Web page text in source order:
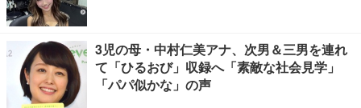
3児の母・中村仁美アナ、次男＆三男を連れ
て「ひるおび」収録へ「素敵な社会見学」
「パパ似かな」の声